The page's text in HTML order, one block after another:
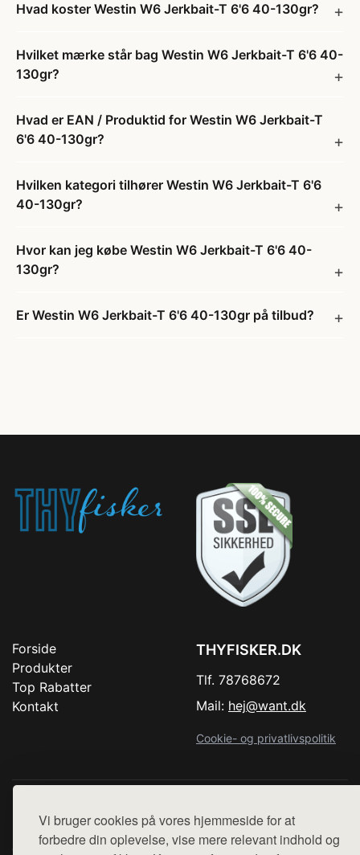
Vi bruger cookies på vores hjemmeside for at
forbedre din oplevelse, vise mere relevant indhold og
Hvad koster Westin W6 Jerkbait-T 6'6 40-130gr?
Hvilket mærke står bag Westin W6 Jerkbait-T 6'6 40-
130gr?
Hvad er EAN / Produktid for Westin W6 Jerkbait-T
6'6 40-130gr?
Hvilken kategori tilhører Westin W6 Jerkbait-T 6'6
40-130gr?
Hvor kan jeg købe Westin W6 Jerkbait-T 6'6 40-
130gr?
Er Westin W6 Jerkbait-T 6'6 40-130gr på tilbud?
Forside
Produkter
Top Rabatter
Kontakt
THYFISKER.DK
Tlf. 78768672
Mail: hej@want.dk
Cookie- og privatlivspolitik
Denne side er en del af want.dk, der udgiver en række
hjemmesider med præsentation af forskellige produkter fra
diverse webshops. Der sælges ikke varer fra denne side - vi